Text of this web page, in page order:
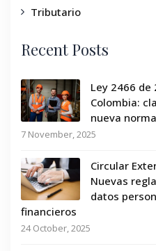
Tributario
Recent Posts
Ley 2466 de
Colombia:
nueva
7 November, 2025
Circular
Nuevas
datos
financieros
24 October, 2025